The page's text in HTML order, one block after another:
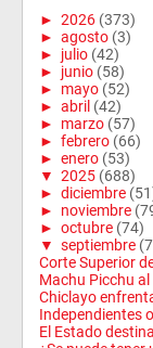
► 2026 (373)
► agosto (3)
► julio (42)
► junio (58)
► mayo (52)
► abril (42)
► marzo (57)
► febrero (66)
► enero (53)
▼ 2025 (688)
► diciembre
► noviembre
► octubre (74)
▼ septiembre
Corte Superior
Machu Picchu
Chiclayo
Independientes
El Estado